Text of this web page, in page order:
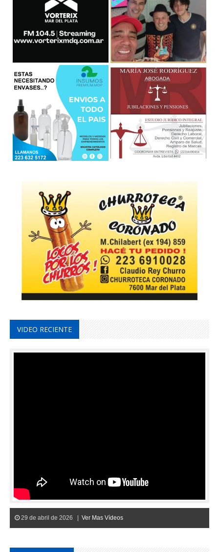
VIDEO RECIENTE
29 de abril de 2026 | Ver Mas Vídeos